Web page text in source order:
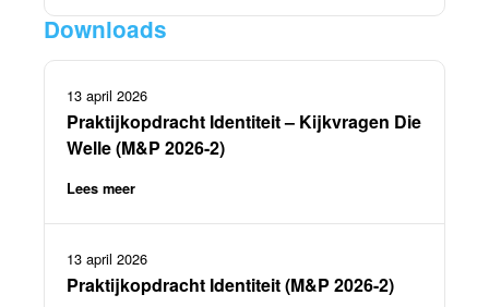
Downloads
13 april 2026
Praktijkopdracht Identiteit – Kijkvragen Die
Welle (M&P 2026-2)
Lees meer
13 april 2026
Praktijkopdracht Identiteit (M&P 2026-2)